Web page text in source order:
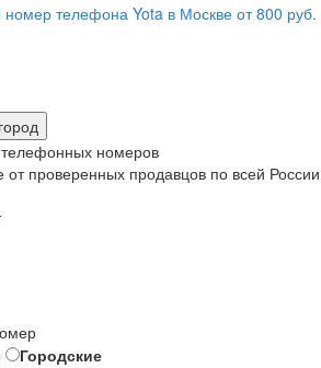
номеров
проверенных продавцов по всей России
Городские